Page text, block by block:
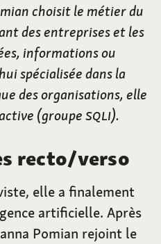
choisit le métier du
des entreprises et les
informations ou
spécialisée dans la
des organisations, elle
(groupeSQLI).
recto/verso
elle a finalement
artificielle. Après
Pomian rejoint le